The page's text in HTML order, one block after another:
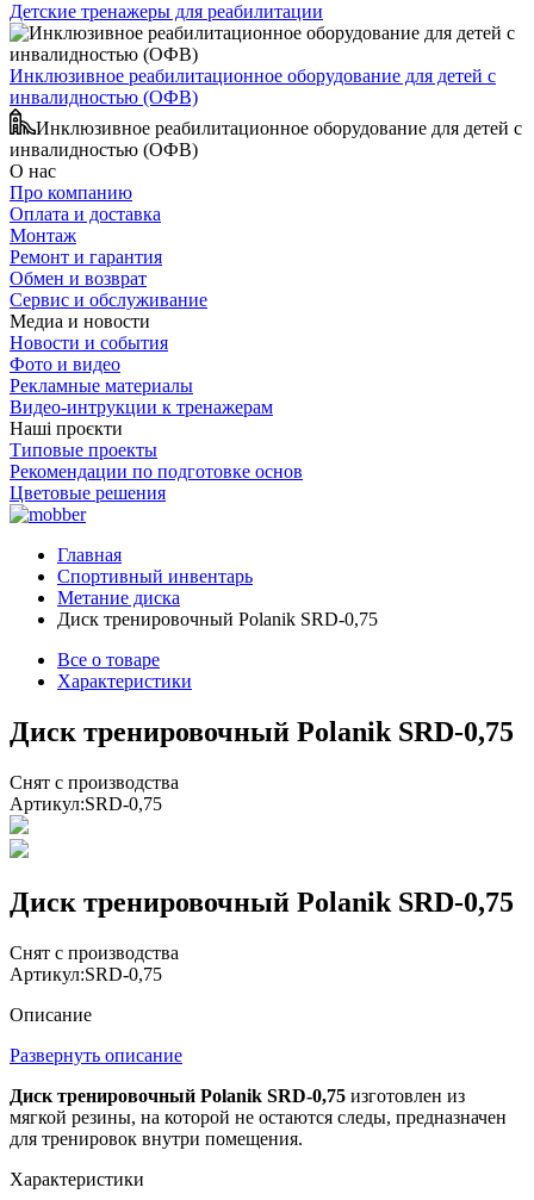
Детские тренажеры для реабилитации
Инклюзивное реабилитационное оборудование для детей с
инвалидностью (ОФВ)
Инклюзивное реабилитационное оборудование для детей с
инвалидностью (ОФВ)
О нас
Про компанию
Оплата и доставка
Монтаж
Ремонт и гарантия
Обмен и возврат
Сервис и обслуживание
Медиа и новости
Новости и события
Фото и видео
Рекламные материалы
Видео-интрукции к тренажерам
Наші проєкти
Типовые проекты
Рекомендации по подготовке основ
Цветовые решения
Главная
Спортивный инвентарь
Метание диска
Диск тренировочный Polanik SRD-0,75
Все о товаре
Характеристики
Диск тренировочный Polanik SRD-0,75
Снят с производства
Артикул:SRD-0,75
Диск тренировочный Polanik SRD-0,75
Снят с производства
Артикул:SRD-0,75
Описание
Развернуть описание
Диск тренировочный Polanik SRD-0,75 изготовлен из
мягкой резины, на которой не остаются следы, предназначен
для тренировок внутри помещения.
Характеристики